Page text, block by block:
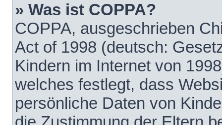
» Was ist COPPA?
COPPA, ausgeschrieben
Act of 1998 (deutsch:
Kindern im Internet von
welches festlegt, dass
persönliche Daten von